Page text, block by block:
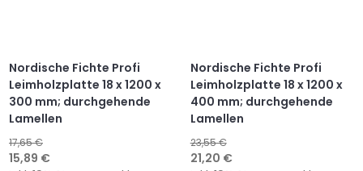
Nordische Fichte Profi
Leimholzplatte 18 x 1200 x
300 mm; durchgehende
Lamellen
17,65 €
Sonderangebot
15,89 €
Nordische Fichte Profi
Leimholzplatte 18 x 1200 x
400 mm; durchgehende
Lamellen
23,55 €
Sonderangebot
21,20 €